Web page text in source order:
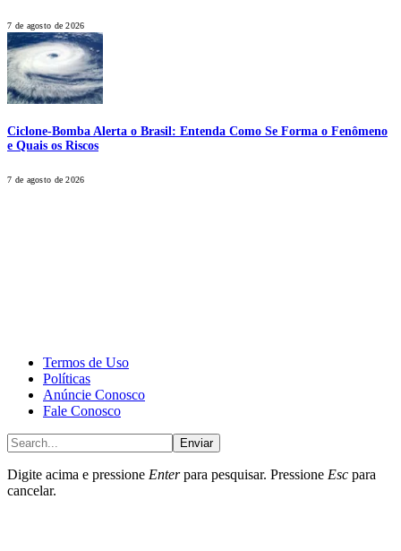
7 de agosto de 2026
Ciclone-Bomba Alerta o Brasil: Entenda Como Se Forma o Fenômeno
e Quais os Riscos
7 de agosto de 2026
Termos de Uso
Políticas
Anúncie Conosco
Fale Conosco
Enviar
Digite acima e pressione Enterpara pesquisar. Pressione Esc para
cancelar.